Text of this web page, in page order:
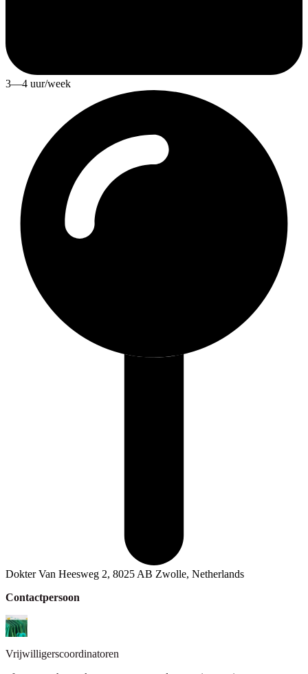
3—4 uur/week
Dokter Van Heesweg 2, 8025 AB Zwolle, Netherlands
Contactpersoon
Vrijwilligerscoordinatoren